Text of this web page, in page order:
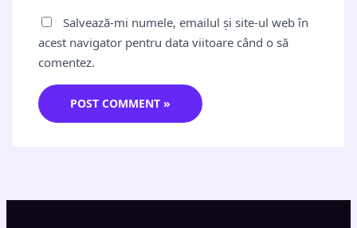
Salvează-mi numele, emailul și site-ul web în
acest navigator pentru data viitoare când o să
comentez.